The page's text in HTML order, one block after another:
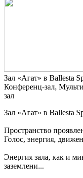
Зал «Агат» в Ballesta
Конференц-зал,
зал
Зал «Агат» в Ballesta
Пространство
Голос, энергия,
Энергия зала, как и
заземлени...